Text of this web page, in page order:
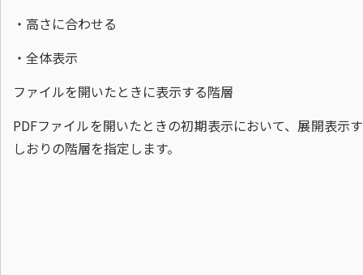
・高さに合わせる
・全体表示
ファイルを開いたときに表示する階層
PDFファイルを開いたときの初期表示において、展開表示
しおりの階層を指定します。